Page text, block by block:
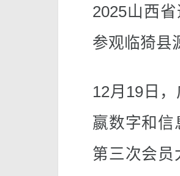
2025山西
参观临猗县
12月19日
嬴数字和
第三次会员